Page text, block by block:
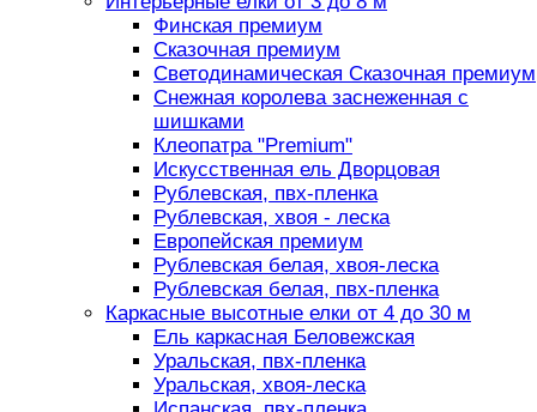
Финская премиум
Сказочная премиум
Светодинамическая Сказочная премиум
Снежная королева заснеженная с
шишками
Клеопатра "Premium"
Искусственная ель Дворцовая
Рублевская, пвх-пленка
Рублевская, хвоя - леска
Европейская премиум
Рублевская белая, хвоя-леска
Рублевская белая, пвх-пленка
Каркасные высотные елки от 4 до 30 м
Ель каркасная Беловежская
Уральская, пвх-пленка
Уральская, хвоя-леска